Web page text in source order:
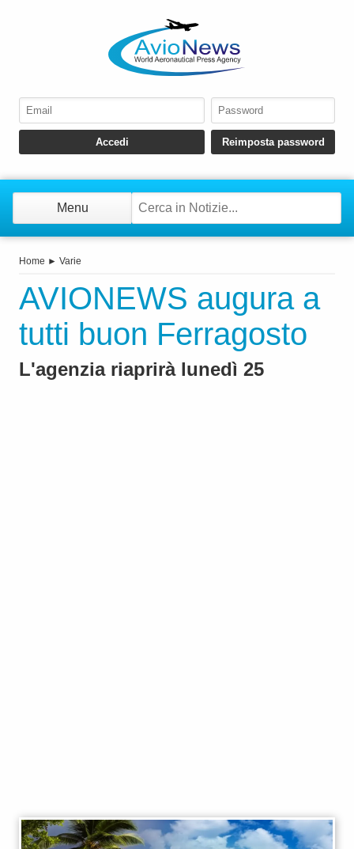
Menu
Home ► Varie
AVIONEWS augura a
tutti buon Ferragosto
L'agenzia riaprirà lunedì 25